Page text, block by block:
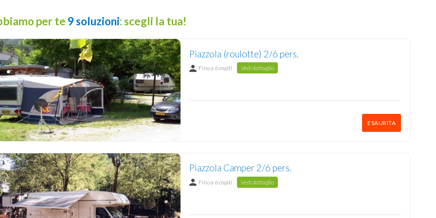
per te 9 soluzioni: scegli la tua!
Piazzola (roulotte) 2/6 pers.
Fino a 6 ospiti Vedi dettaglio
ESAURITA
Piazzola Camper 2/6 pers.
Fino a 6 ospiti Vedi dettaglio